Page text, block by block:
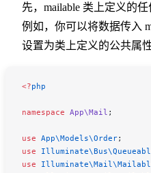
先，mailable 类上定义的
例如，你可以将数据传入
设置为类上定义的公共属性
<?php
namespace App\Mail ;
use App\Models\Order;
use Illuminate\Bus\
use Illuminate\Mail\